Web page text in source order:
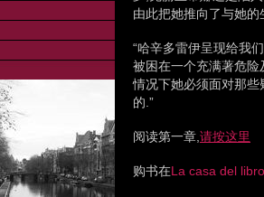
由此把她推向了与她的
“哈辛多雷伊呈现给我
被困在一个充满著危
情况下她必须面对那
的.”
阅读第一章, 请按这里
购书在La casa del libro